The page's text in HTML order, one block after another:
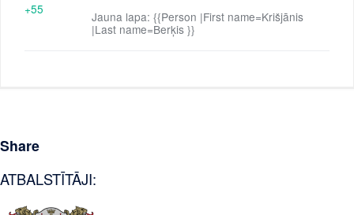
Jauna lapa: {{Person |First name=Krišjānis
|Last name=Berķis }}
+55
Share
ATBALSTĪTĀJI: